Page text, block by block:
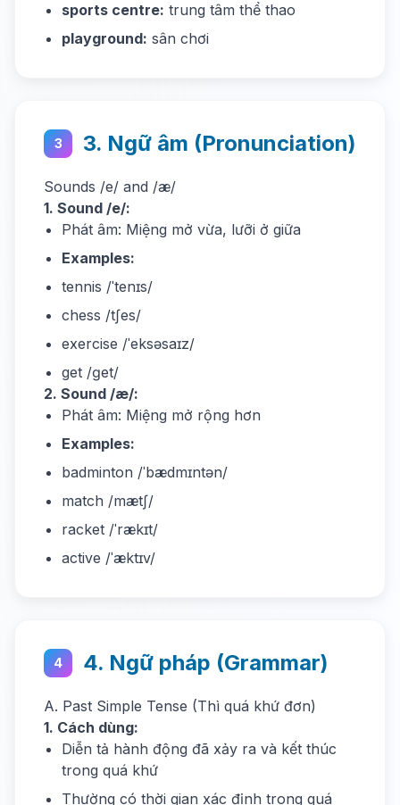
sports centre: trung tâm thể thao
playground: sân chơi
3 3. Ngữ âm (Pronunciation)
Sounds /e/ and /æ/
1. Sound /e/:
Phát âm: Miệng mở vừa, lưỡi ở giữa
Examples:
tennis /ˈtenɪs/
chess /tʃes/
exercise /ˈeksəsaɪz/
get /ɡet/
2. Sound /æ/:
Phát âm: Miệng mở rộng hơn
Examples:
badminton /ˈbædmɪntən/
match /mætʃ/
racket /ˈrækɪt/
active /ˈæktɪv/
4 4. Ngữ pháp (Grammar)
A. Past Simple Tense (Thì quá khứ đơn)
1. Cách dùng:
Diễn tả hành động đã xảy ra và kết thúc
trong quá khứ
Thường có thời gian xác định trong quá